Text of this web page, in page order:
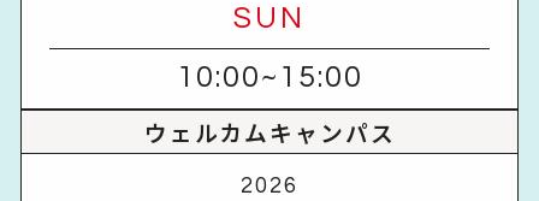
SUN
10:00~15:00
ウェルカムキャンパス
2026